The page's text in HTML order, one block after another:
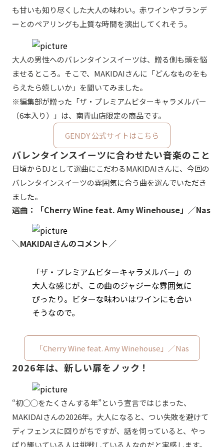
も甘いも知り尽くした大人の味わい。赤ワインやブランデ
ーとのペアリングも上質な時間を演出してくれそう。
大人の男性へのバレンタインスイーツは、贈る側も頭を悩
ませるところ。そこで、MAKIDAIさんに「どんなものをも
らえたら嬉しいか」を聞いてみました。
※編集部が贈った「ザ・プレミアムビターキャラメルバー
（6本入り）」は、南青山店限定の商品です。
GENDY 公式サイトはこちら
バレンタインスイーツに合わせたい音楽のこと
日頃からDJとして選曲にこだわるMAKIDAIさんに、今回の
バレンタインスイーツの雰囲気に合う曲を選んでいただき
ました。
選曲：「Cherry Wine feat. Amy Winehouse」／Nas
＼MAKIDAIさんのコメント／
「ザ・プレミアムビターキャラメルバー」の
大人な感じが、この曲のジャジーな雰囲気に
ぴったり。ビターな味わいはワインにも合い
そうなので。
「Cherry Wine feat. Amy Winehouse」／Nas
2026年は、新しい扉をノック！
“初◯◯をたくさんする年”という宣言ではじまった、
MAKIDAIさんの2026年。大人になると、つい失敗を避けて
ディフェンスに回りがちですが、話を伺っていると、やっ
ぱり輝いている人は挑戦している人なのだと実感します。